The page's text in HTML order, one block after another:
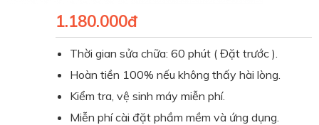
1.180.000đ
Thời gian sửa chữa: 60 phút ( Đặt trước ).
Hoàn tiền 100% nếu không thấy hài lòng.
Kiểm tra, vệ sinh máy miễn phí.
Miễn phí cài đặt phầm mềm và ứng dụng.